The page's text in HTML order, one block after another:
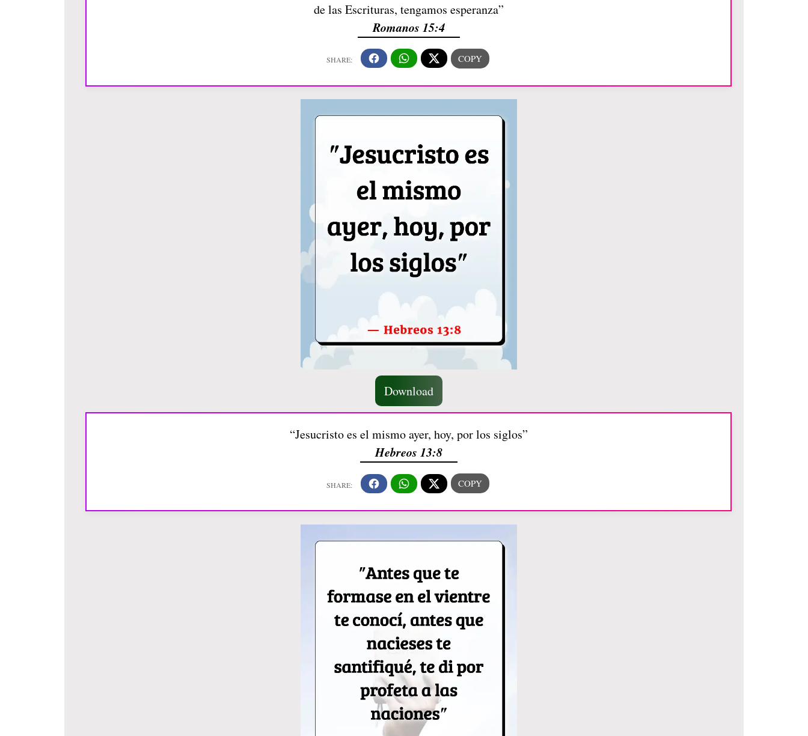
de las Escrituras, tengamos esperanza”
Romanos 15:4
Download
“Jesucristo es el mismo ayer, hoy, por los siglos”
Hebreos 13:8